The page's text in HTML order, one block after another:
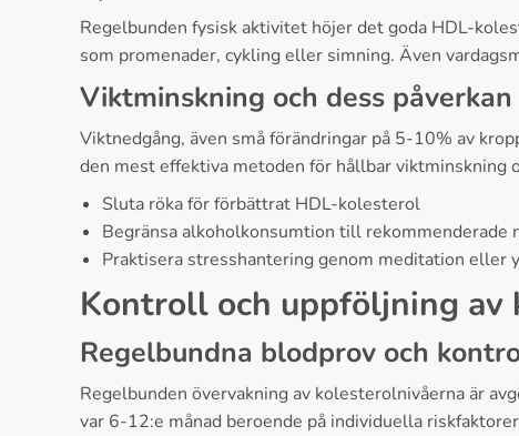
Regelbunden fysisk aktivitet höjer det goda HDL-
som promenader, cykling eller simning. Även
Viktminskning och dess påverkan
Viktnedgång, även små förändringar på 5-10% av
den mest effektiva metoden för hållbar viktminskning
Sluta röka för förbättrat HDL-kolesterol
Begränsa alkoholkonsumtion till rekommenderade
Praktisera stresshantering genom meditation eller
Kontroll och uppföljning
Regelbundna blodprov och
Regelbunden övervakning av kolesterolnivåerna är
var 6-12:e månad beroende på individuella